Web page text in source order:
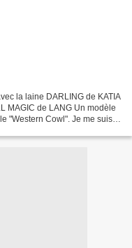
la laine DARLING de KATIA
MAGIC de LANG Un modèle
"Western Cowl". Je me suis